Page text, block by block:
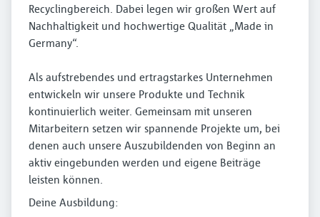
Recyclingbereich. Dabei legen wir großen Wert auf
Nachhaltigkeit und hochwertige Qualität „Made in
Germany“.
Als aufstrebendes und ertragstarkes Unternehmen
entwickeln wir unsere Produkte und Technik
kontinuierlich weiter. Gemeinsam mit unseren
Mitarbeitern setzen wir spannende Projekte um, bei
denen auch unsere Auszubildenden von Beginn an
aktiv eingebunden werden und eigene Beiträge
leisten können.
Deine Ausbildung: